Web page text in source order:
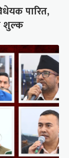
पारित,
शुल्क